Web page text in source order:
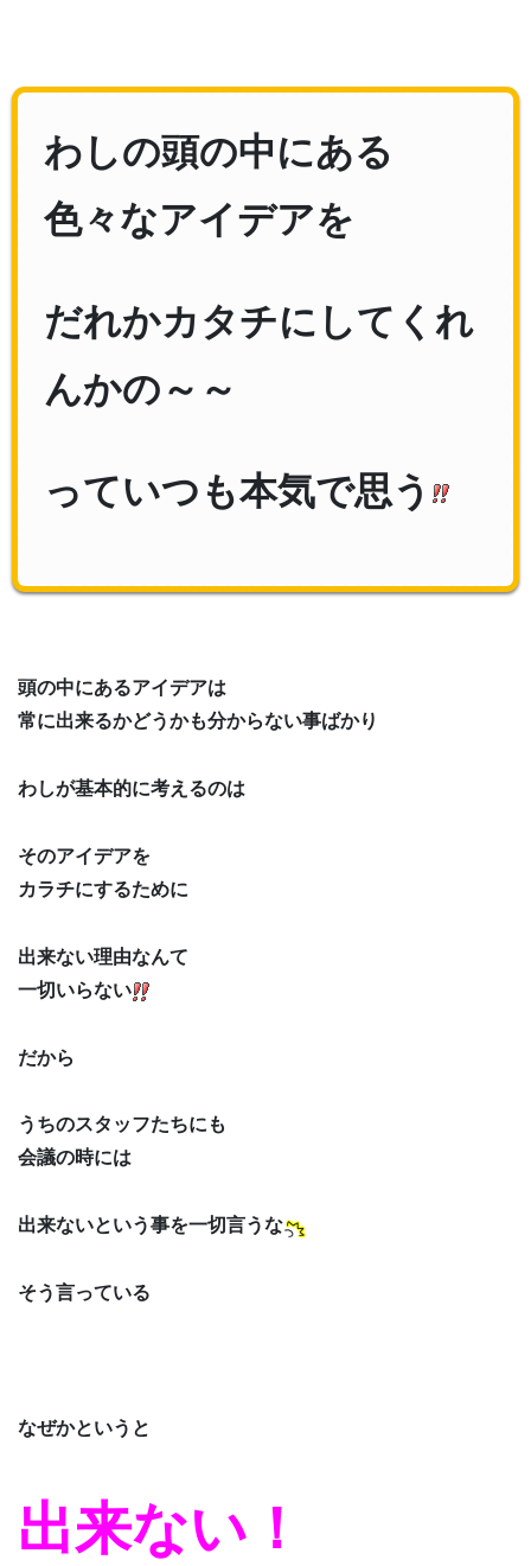
わしの頭の中にある
色々なアイデアを
だれかカタチにしてくれ
んかの～～
っていつも本気で思う
頭の中にあるアイデアは
常に出来るかどうかも分からない事ばかり
わしが基本的に考えるのは
そのアイデアを
カラチにするために
出来ない理由なんて
一切いらない
だから
うちのスタッフたちにも
会議の時には
出来ないという事を一切言うな
そう言っている
なぜかというと
出来ない！